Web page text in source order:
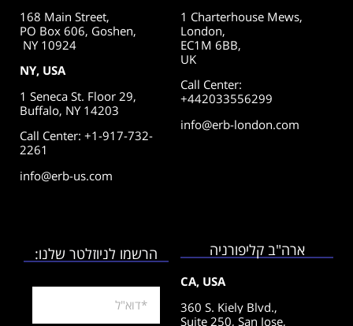
1 Charterhouse Mews,
London,
EC1M 6BB,
UK
Call Center:
+442033556299
info@erb-london.com
168 Main Street,
PO Box 606, Goshen,
NY 10924
NY, USA
1 Seneca St. Floor 29,
Buffalo, NY 14203
Call Center: +1-917-732-
2261
info@erb-us.com
ארה"ב קליפורניה
CA, USA
360 S. Kiely Blvd.,
Suite 250, San Jose,
הרשמו לניוזלטר שלנו: